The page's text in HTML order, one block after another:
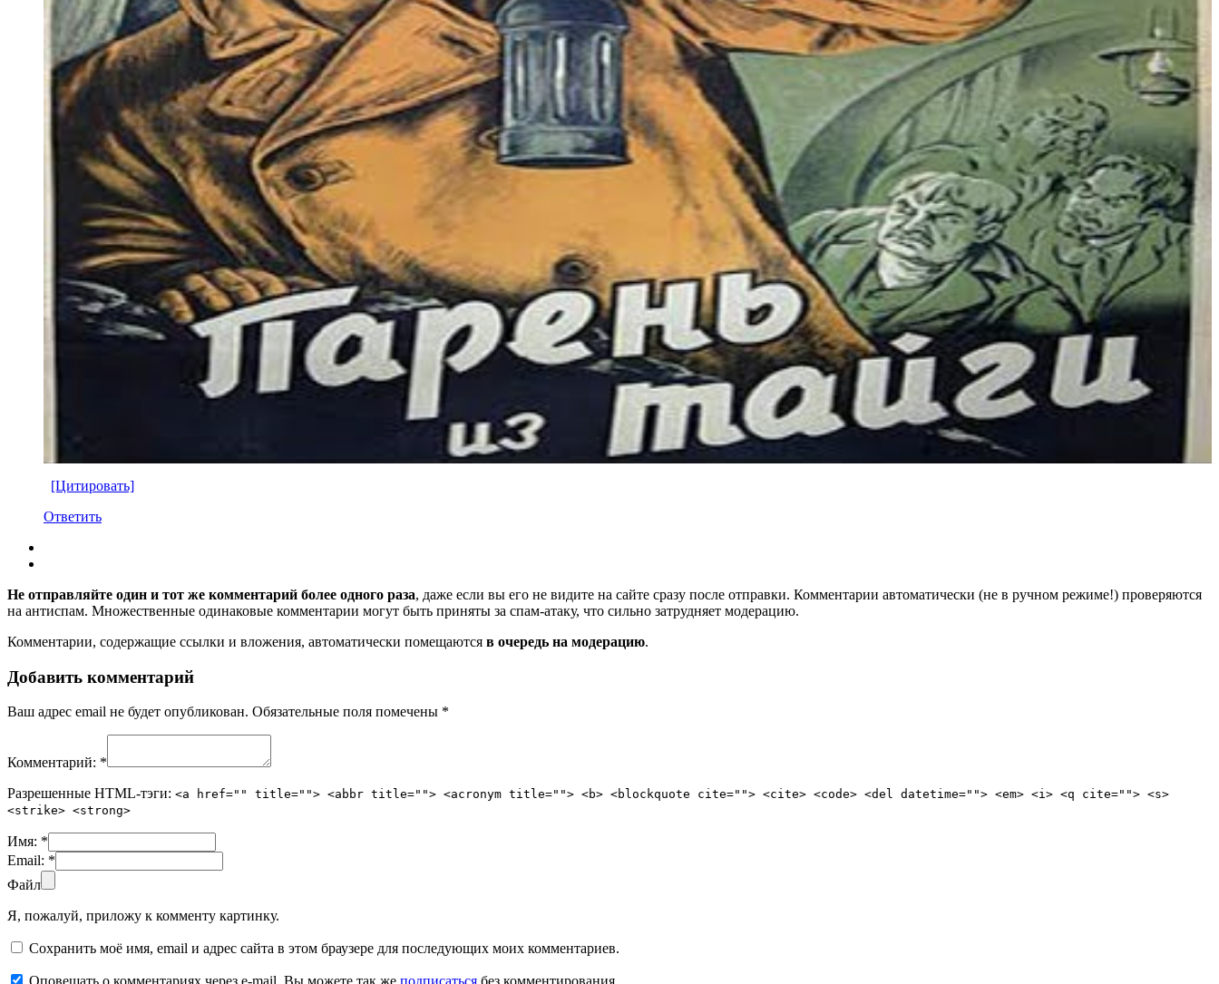
[Цитировать]
Ответить
Не отправляйте один и тот же комментарий более одного раза, даже если вы его не видите на сайте сразу после отправки. Комментарии автоматически (не в ручном режиме!) проверяются
на антиспам. Множественные одинаковые комментарии могут быть приняты за спам-атаку, что сильно затрудняет модерацию.
Комментарии, содержащие ссылки и вложения, автоматически помещаются в очередь на модерацию.
Добавить комментарий
Ваш адрес email не будет опубликован. Обязательные поля помечены *
Комментарий: *
Разрешенные HTML-тэги: <a href="" title=""> <abbr title=""> <acronym title=""> <b> <blockquote cite=""> <cite> <code> <del datetime=""> <em> <i> <q cite=""> <s>
<strike> <strong>
Имя: *
Email: *
Файл
Я, пожалуй, приложу к комменту картинку.
Сохранить моё имя, email и адрес сайта в этом браузере для последующих моих комментариев.